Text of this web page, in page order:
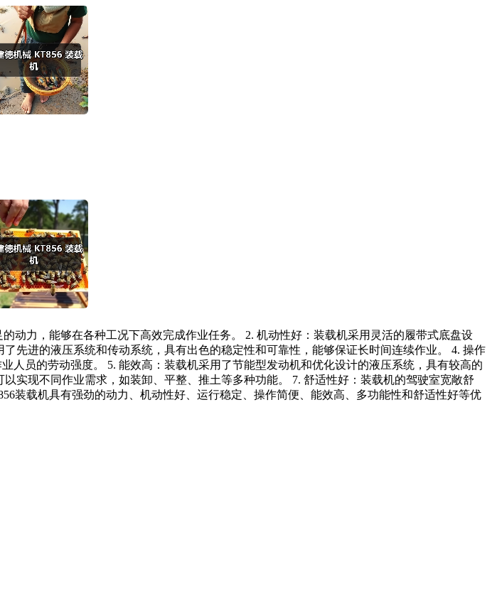
动力，能够在各种工况下高效完成作业任务。 2. 机动性好：装载机采用灵活的履带式底盘设
先进的液压系统和传动系统，具有出色的稳定性和可靠性，能够保证长时间连续作业。 4. 操作
员的劳动强度。 5. 能效高：装载机采用了节能型发动机和优化设计的液压系统，具有较高的
实现不同作业需求，如装卸、平整、推土等多种功能。 7. 舒适性好：装载机的驾驶室宽敞舒
装载机具有强劲的动力、机动性好、运行稳定、操作简便、能效高、多功能性和舒适性好等优